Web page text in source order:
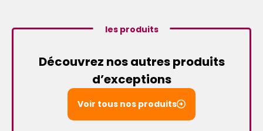
les produits
Découvrez nos autres produits
d’exceptions
Voir tous nos produits